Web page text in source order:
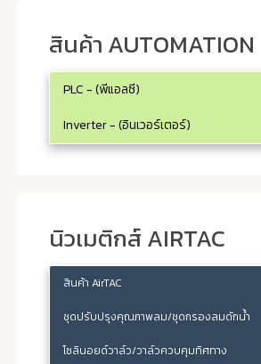
สินค้า AUTOMATION
PLC - (พีแอลซี)
Inverter - (อินเวอร์เตอร์)
นิวเมติกส์ AIRTAC
สินค้า AirTAC
ชุดปรับปรุงคุณภาพลม/ชุดกรองลมดักน้ำ
โซลินอยด์วาล์ว/วาล์วควบคุมทิศทาง